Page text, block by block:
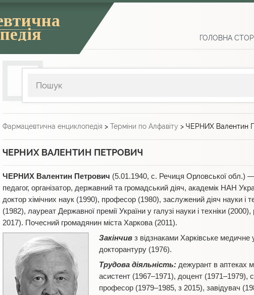
ГОЛОВНА
Фармацевтична енциклопедія > Терміни по Алфавіту > ЧЕРНИХ Валентин
ЧЕРНИХ ВАЛЕНТИН ПЕТРОВИЧ
ЧЕРНИХ Валентин Петрович (5.01.1940, с. Речиця Орловської обл.) —
педагог, організатор, державний та громадський діяч, академік НАН
доктор хімічних наук (1990), професор (1980), заслужений діяч науки
(1982), лауреат Державної премії України у галузі науки і техніки
2017). Почесний громадянин міста Харкова (2011).
Закінчив з відзнаками Харківське
докторантуру (1976).
Трудова діяльність: дежурант в аптеках
асистент (1967–1971), доцент (1971–1979),
професор (1979–1985, з 2015), завідувач